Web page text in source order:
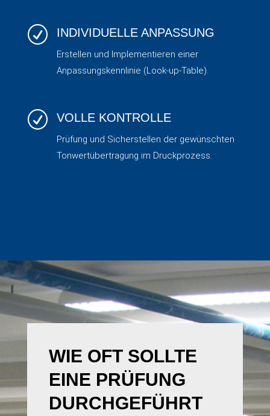
R INDIVIDUELLE ANPASSUNG
Erstellen und Implementieren einer
Anpassungskennlinie (Look-up-Table).
R VOLLE KONTROLLE
Prüfung und Sicherstellen der gewünschten
Tonwertübertragung im Druckprozess.
WIE OFT SOLLTE
EINE PRÜFUNG
DURCHGEFÜHRT